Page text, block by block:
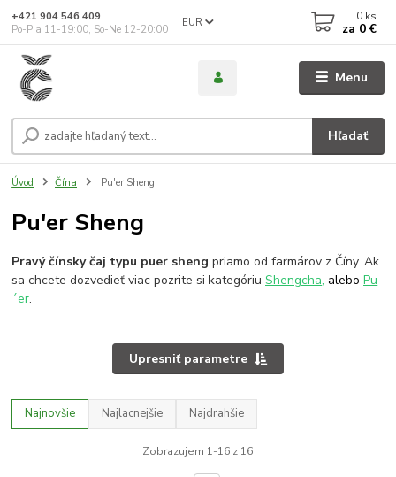
Menu
EUR
Hľadať
+421 904 546 409
Po-Pia 11-19:00, So-Ne 12-20:00
0 ks
za 0 €
Úvod Čína Pu'er Sheng
Pu'er Sheng
Pravý čínsky čaj typu puer shengpriamo od farmárov z Číny. Ak
sa chcete dozvedieť viac pozrite si kategóriuShengcha, aleboPu
´er.
Upresniť parametre
Najnovšie Najlacnejšie Najdrahšie
Zobrazujem 1-16 z 16